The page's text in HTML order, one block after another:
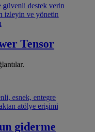
güvenli destek verin
izleyin ve yönetin
Tensor
esnek, entegre
atölye erişimi
giderme